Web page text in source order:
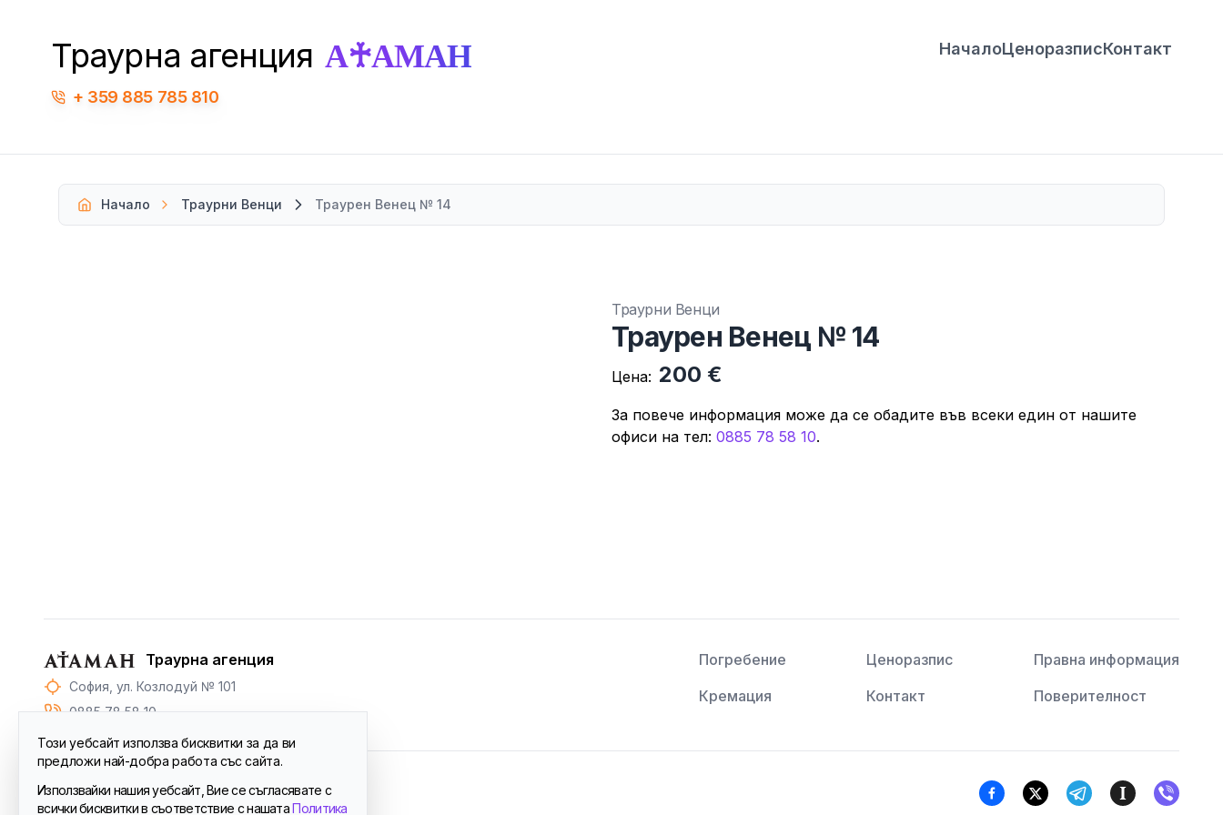
Траурна агенция А♰АМАН
359 885 785 810
НачалоЦеноразписКонтакт
Начало Траурни Венци Траурен Венец № 14
Траурни Венци
Траурен Венец № 14
Цена: 200 €
За повече информация може да се обадите във всеки един от нашите
офиси нa тeл: 0885 78 58 10.
Траурна агенция
София, ул. Козлодуй № 101
0885 78 58 10
Погребение
Кремация
Ценоразпис
Контакт
Правна информация
Поверителност
© 2024Атаман™. All Rights Reserved.
Този уебсайт използва бисквитки за да ви
предложи най-добра работа със сайта.
Използвайки нашия уебсайт, Вие се съгласявате с
всички бисквитки в съответствие с нашатаПолитика